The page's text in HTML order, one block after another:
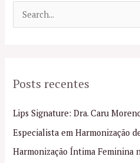
u
s
a
r
Posts recentes
Lips Signature: Dra. Caru
Especialista em Harmonização
Harmonização Íntima Feminina